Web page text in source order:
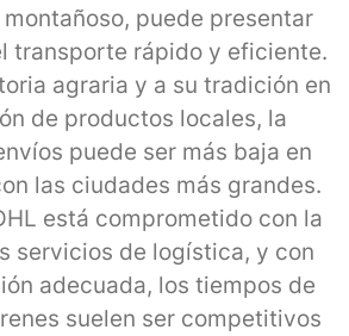
puede presentar
transporte rápido y eficiente.
agraria y a su tradición en
de productos locales, la
puede ser más baja en
las ciudades más grandes.
está comprometido con la
servicios de logística, y con
adecuada, los tiempos de
suelen ser competitivos